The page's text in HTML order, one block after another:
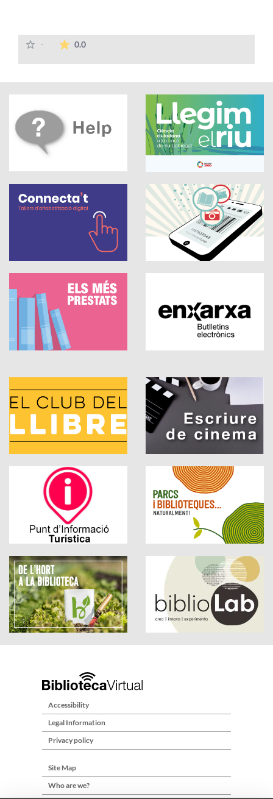
- 0.0The average rating is 0 stars out of 5.
Accessibility
Legal Information
Privacy policy
Site Map
Who are we?